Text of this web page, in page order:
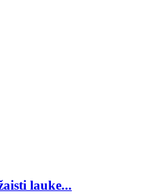
lauke...